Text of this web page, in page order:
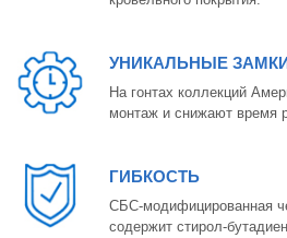
УНИКАЛЬНЫЕ ЗАМКИ
На гонтах коллекций
монтаж и снижают время
ГИБКОСТЬ
СБС-модифицированная
содержит стирол-